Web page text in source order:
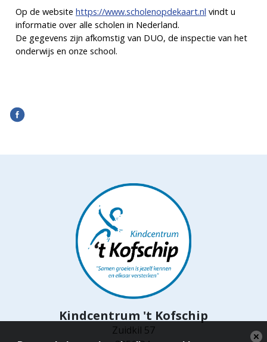
Op de website https://www.scholenopdekaart.nl vindt u
informatie over alle scholen in Nederland.
De gegevens zijn afkomstig van DUO, de inspectie van het
onderwijs en onze school.
Kindcentrum 't Kofschip
Zuidkil 57